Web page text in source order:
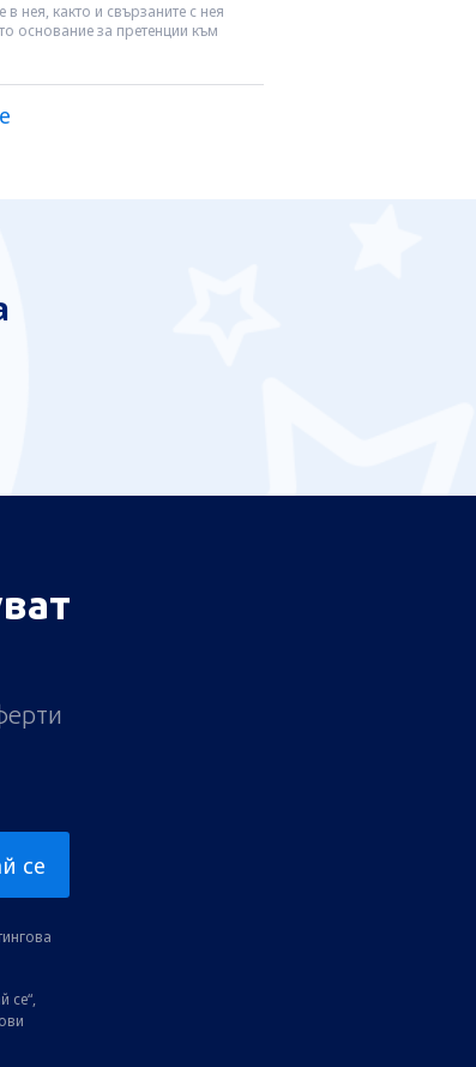
нея, както и свързаните с нея
основание за претенции към
се
се“,